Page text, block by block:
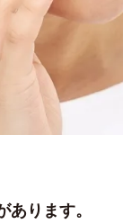
ります。